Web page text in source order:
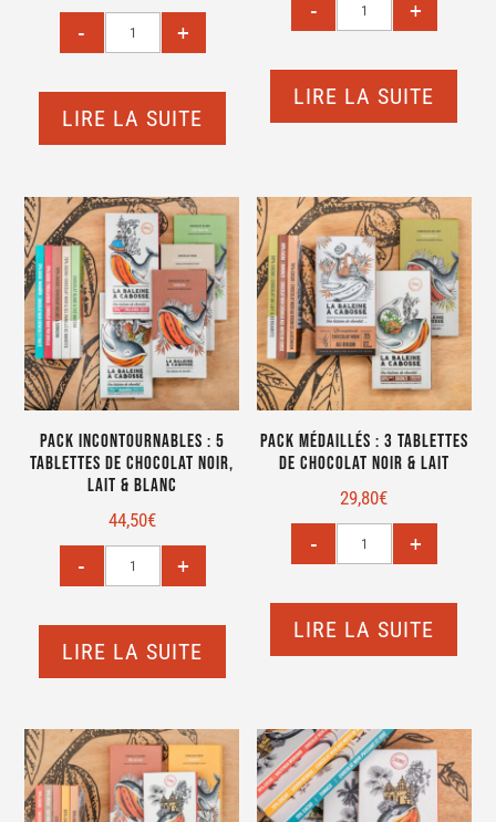
LIRE LA SUITE
LIRE LA SUITE
Pack Incontournables : 5
tablettes de chocolat noir,
lait & blanc
44,50€
LIRE LA SUITE
Pack Médaillés : 3 tablettes
de chocolat noir & lait
29,80€
LIRE LA SUITE